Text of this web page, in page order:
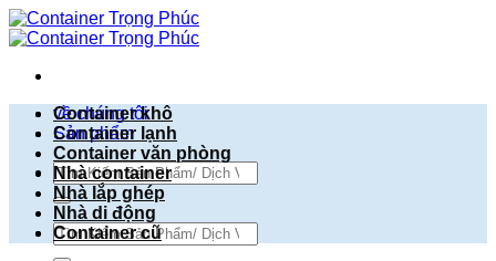
Bỏ
qua
dung
về chúng tôi
Sản phẩm
Tìm
kiếm:
Tìm
kiếm:
Container khô
Container lạnh
Container văn phòng
Nhà container
Nhà lắp ghép
Nhà di động
Container cũ